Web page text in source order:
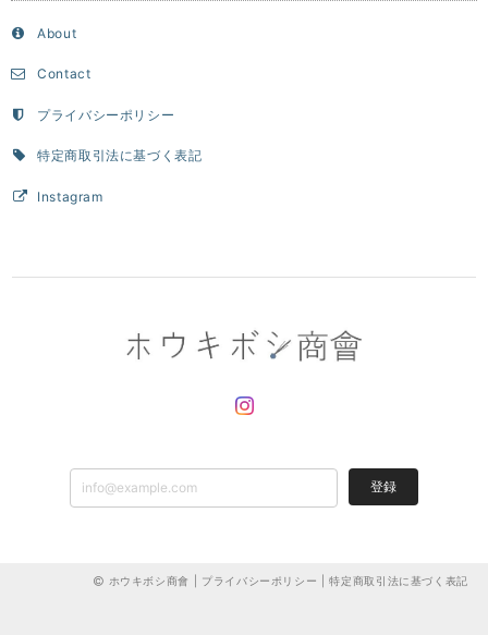
About
Contact
プライバシーポリシー
特定商取引法に基づく表記
Instagram
登録
ホウキボシ商會 | プライバシーポリシー |特定商取引法に基づく表記